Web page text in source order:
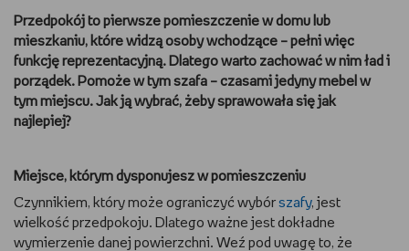
TRENUJĘ
URZĄDZAM I DEKORUJĘ
MAM ZWIERZĘTA
RYSUJĘ
Przedpokój to pierwsze pomieszczenie w domu lub
mieszkaniu, które widzą osoby wchodzące – pełni więc
funkcję reprezentacyjną. Dlatego warto zachować w nim ład i
porządek. Pomoże w tym szafa – czasami jedyny mebel w
tym miejscu. Jak ją wybrać, żeby sprawowała się jak
najlepiej?
Miejsce, którym dysponujesz w pomieszczeniu
Czynnikiem, który może ograniczyć wybór szafy, jest
wielkość przedpokoju. Dlatego ważne jest dokładne
wymierzenie danej powierzchni. Weź pod uwagę to, że